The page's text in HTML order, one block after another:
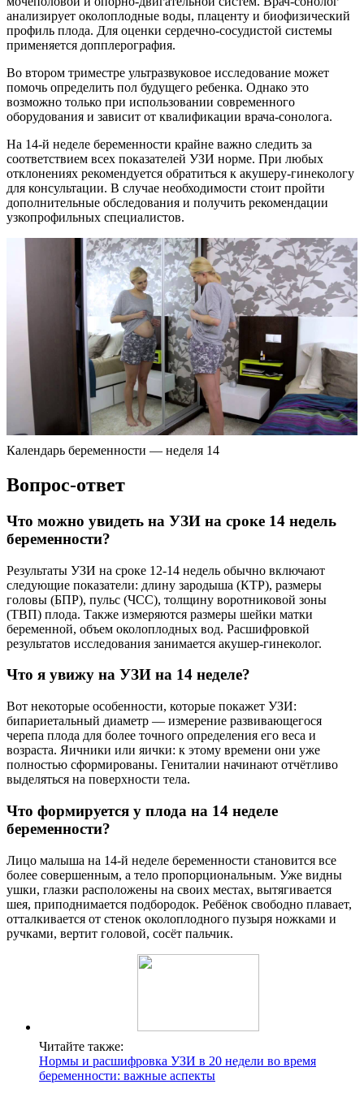
анализирует околоплодные воды, плаценту и биофизический
профиль плода. Для оценки сердечно-сосудистой системы
применяется допплерография.
Во втором триместре ультразвуковое исследование может
помочь определить пол будущего ребенка. Однако это
возможно только при использовании современного
оборудования и зависит от квалификации врача-сонолога.
На 14-й неделе беременности крайне важно следить за
соответствием всех показателей УЗИ норме. При любых
отклонениях рекомендуется обратиться к акушеру-гинекологу
для консультации. В случае необходимости стоит пройти
дополнительные обследования и получить рекомендации
узкопрофильных специалистов.
Календарь беременности — неделя 14
Вопрос-ответ
Что можно увидеть на УЗИ на сроке 14 недель
беременности?
Результаты УЗИ на сроке 12-14 недель обычно включают
следующие показатели: длину зародыша (КТР), размеры
головы (БПР), пульс (ЧСС), толщину воротниковой зоны
(ТВП) плода. Также измеряются размеры шейки матки
беременной, объем околоплодных вод. Расшифровкой
результатов исследования занимается акушер-гинеколог.
Что я увижу на УЗИ на 14 неделе?
Вот некоторые особенности, которые покажет УЗИ:
бипариетальный диаметр — измерение развивающегося
черепа плода для более точного определения его веса и
возраста. Яичники или яички: к этому времени они уже
полностью сформированы. Гениталии начинают отчётливо
выделяться на поверхности тела.
Что формируется у плода на 14 неделе
беременности?
Лицо малыша на 14-й неделе беременности становится все
более совершенным, а тело пропорциональным. Уже видны
ушки, глазки расположены на своих местах, вытягивается
шея, приподнимается подбородок. Ребёнок свободно плавает,
отталкивается от стенок околоплодного пузыря ножками и
ручками, вертит головой, сосёт пальчик.
Читайте также:
Нормы и расшифровка УЗИ в 20 недели во время
беременности: важные аспекты